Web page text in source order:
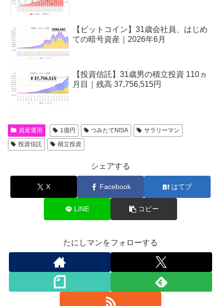
【ビットコイン】31歳会社員、はじめ
ての暗号資産｜2026年6月
【投資信託】31歳男の積立投資 110ヵ
月目｜残高 37,756,515円
資産運用 1億円 つみたてNISA
サラリーマン
投資信託
積立投資
シェアする
X Facebook はてブ
LINE コピー
たにしマンをフォローする